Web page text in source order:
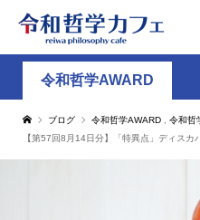
令和哲学AWARD
ブログ 令和哲学AWARD 令和哲
【第57回8月14日分】「特異点」ディスカ